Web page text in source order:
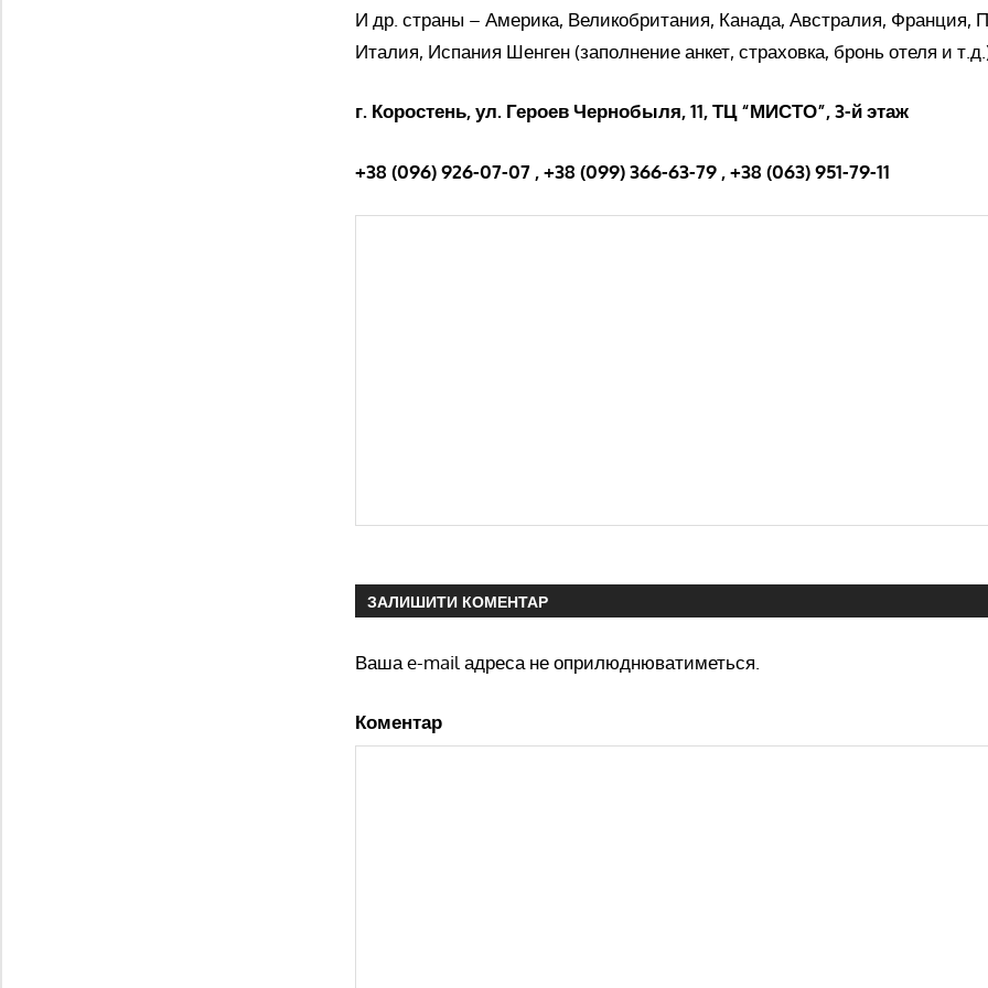
И др. страны – Америка, Великобритания, Канада, Австралия, Франция,
Италия, Испания Шенген (заполнение анкет, страховка, бронь отеля и
г. Коростень, ул. Героев Чернобыля, 11, ТЦ “МИСТО”, 3-й этаж
+38 (096) 926-07-07 , +38 (099) 366-63-79 , +38 (063) 951-79-11
ЗАЛИШИТИ КОМЕНТАР
Ваша e-mail адреса не оприлюднюватиметься.
Коментар